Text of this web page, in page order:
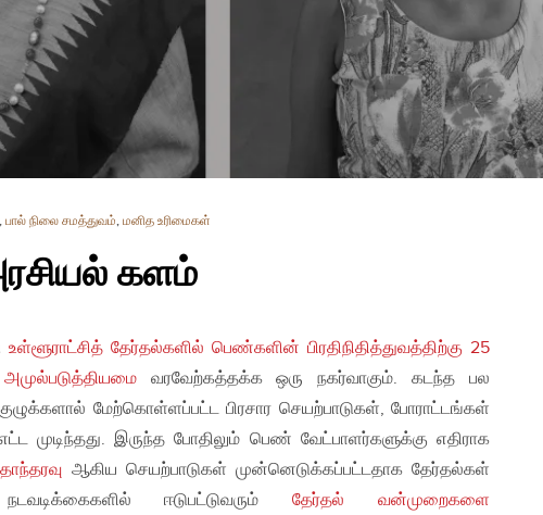
, பால் நிலை சமத்துவம், மனித உரிமைகள்
களம்
உள்ளூராட்சித் தேர்தல்களில் பெண்களின் பிரதிநிதித்துவத்திற்கு 25
வரவேற்கத்தக்க ஒரு நகர்வாகும். கடந்த பல
மேற்கொள்ளப்பட்ட பிரசார செயற்பாடுகள், போராட்டங்கள்
முடிந்தது. இருந்த போதிலும் பெண் வேட்பாளர்களுக்கு எதிராக
ஆகிய செயற்பாடுகள் முன்னெடுக்கப்பட்டதாக தேர்தல்கள்
ஈடுபட்டுவரும்தேர்தல் வன்முறைகளை